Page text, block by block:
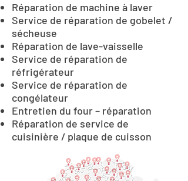
Réparation de machine à laver
Service de réparation de gobelet /
sécheuse
Réparation de lave-vaisselle
Service de réparation de
réfrigérateur
Service de réparation de
congélateur
Entretien du four – réparation
Réparation de service de
cuisinière / plaque de cuisson